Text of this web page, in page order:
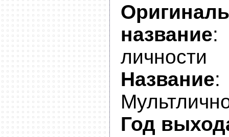
название
личности
Название:
Год